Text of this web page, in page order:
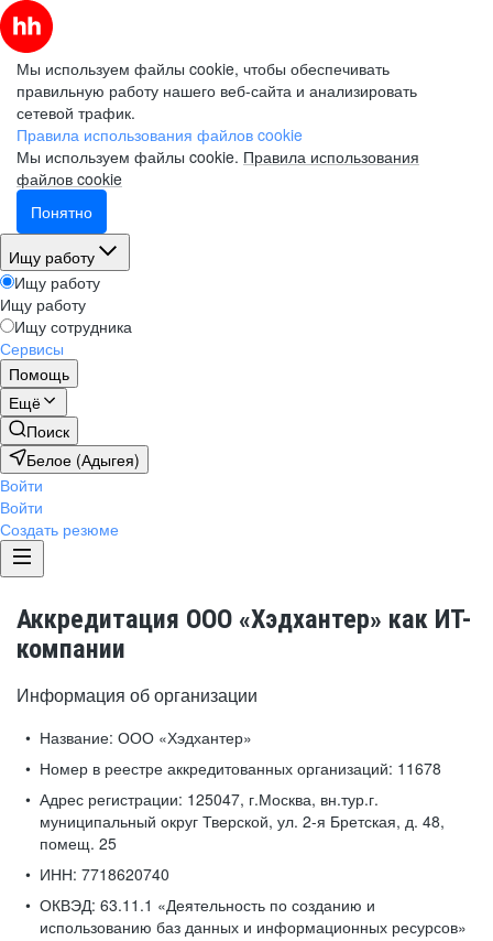
Мы используем файлы cookie, чтобы обеспечивать
правильную работу нашего веб-сайта и анализировать
сетевой трафик.
Правила использования файлов cookie
Мы используем файлы cookie. Правила использования
файлов cookie
Понятно
Ищу работу
Ищу работу
Ищу работу
Ищу сотрудника
Сервисы
Помощь
Ещё
Поиск
Белое (Адыгея)
Войти
Войти
Создать резюме
Аккредитация ООО «Хэдхантер» как ИТ-
компании
Информация об организации
Название: ООО «Хэдхантер»
Номер в реестре аккредитованных организаций: 11678
Адрес регистрации: 125047, г.Москва, вн.тур.г.
муниципальный округ Тверской, ул. 2-я Бретская, д. 48,
помещ. 25
ИНН: 7718620740
ОКВЭД: 63.11.1 «Деятельность по созданию и
использованию баз данных и информационных ресурсов»